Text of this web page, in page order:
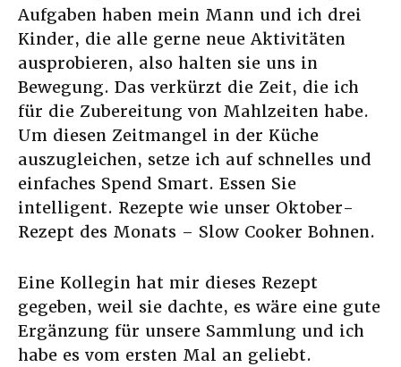
Aufgaben haben mein Mann und ich drei
Kinder, die alle gerne neue Aktivitäten
ausprobieren, also halten sie uns in
Bewegung. Das verkürzt die Zeit, die ich
für die Zubereitung von Mahlzeiten habe.
Um diesen Zeitmangel in der Küche
auszugleichen, setze ich auf schnelles und
einfaches Spend Smart. Essen Sie
intelligent. Rezepte wie unser Oktober-
Rezept des Monats – Slow Cooker Bohnen.
Eine Kollegin hat mir dieses Rezept
gegeben, weil sie dachte, es wäre eine gute
Ergänzung für unsere Sammlung und ich
habe es vom ersten Mal an geliebt.